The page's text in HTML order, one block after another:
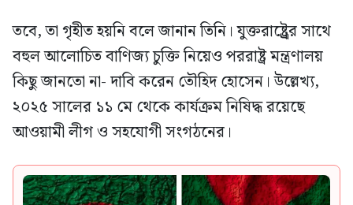
তবে, তা গৃহীত হয়নি বলে জানান তিনি। যুক্তরাষ্ট্র্রের সাথে
বহুল আলোচিত বাণিজ্য চুক্তি নিয়েও পররাষ্ট্র মন্ত্রণালয়
কিছু জানতো না- দাবি করেন তৌহিদ হোসেন। উল্লেখ্য,
২০২৫ সালের ১১ মে থেকে কার্যক্রম নিষিদ্ধ রয়েছে
আওয়ামী লীগ ও সহযোগী সংগঠনের।